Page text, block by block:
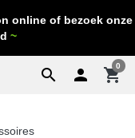
online of bezoek onze
~
search  shopping_cart
0